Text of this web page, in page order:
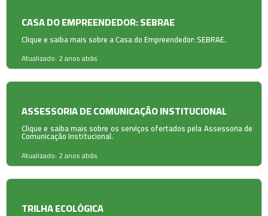
CASA DO EMPREENDEDOR: SEBRAE
Clique e saiba mais sobre a Casa do Empreendedor: SEBRAE.
Atualizado: 2 anos atrás
ASSESSORIA DE COMUNICAÇÃO INSTITUCIONAL
Clique e saiba mais sobre os serviços ofertados pela Assessoria de
Comunicação Institucional.
Atualizado: 2 anos atrás
TRILHA ECOLÓGICA